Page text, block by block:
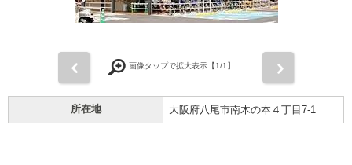
画像タップで拡大表示【1/1】
所在地 大阪府八尾市南木の本４丁目7-1